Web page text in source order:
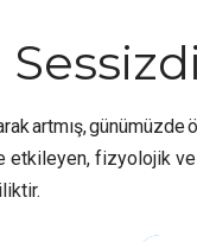
artmış, günümüzde
etkileyen, fizyolojik